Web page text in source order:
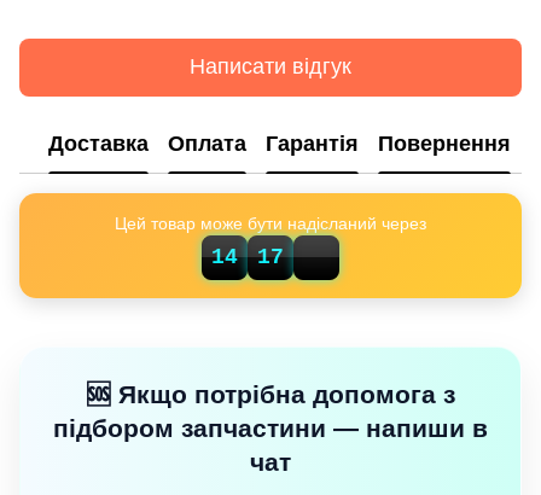
Написати відгук
Доставка Оплата Гарантія Повернення
Цей товар може бути надісланий через
14 17
45
🆘 Якщо потрібна допомога з
підбором запчастини — напиши в
чат